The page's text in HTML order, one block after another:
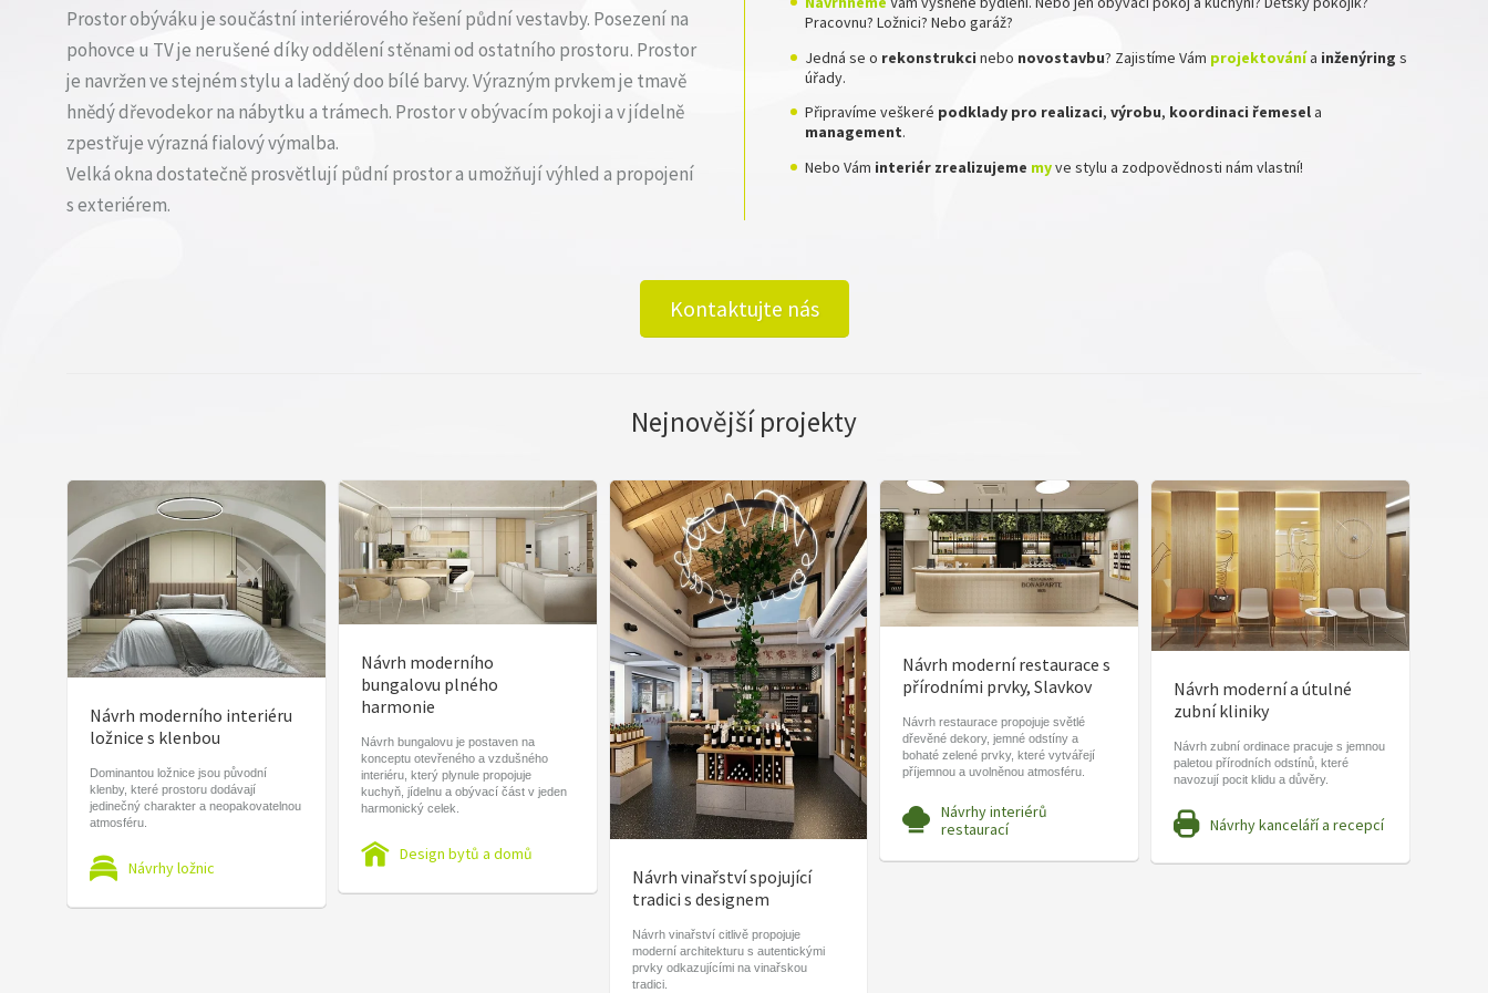
Prostor obýváku je součástní interiérového řešení půdní vestavby. Posezení na
pohovce u TV je nerušené díky oddělení stěnami od ostatního prostoru. Prostor
je navržen ve stejném stylu a laděný doo bílé barvy. Výrazným prvkem je tmavě
hnědý dřevodekor na nábytku a trámech. Prostor v obývacím pokoji a v jídelně
zpestřuje výrazná fialový výmalba.
Velká okna dostatečně prosvětlují půdní prostor a umožňují výhled a propojení
s exteriérem.
Pracovnu? Ložnici? Nebo garáž?
Jedná se o rekonstrukci nebo novostavbu? Zajistíme Vám projektovánía inženýring s
úřady.
Připravíme veškeré podklady pro realizaci, výrobu, koordinaci řemesel a
management.
Nebo Vám interiér zrealizujeme myve stylu a zodpovědnosti nám vlastní!
Kontaktujte nás
Nejnovější projekty
Návrh moderního interiéru
ložnice s klenbou
Dominantou ložnice jsou původní
klenby, které prostoru dodávají
jedinečný charakter a neopakovatelnou
atmosféru.
Návrhy ložnic
Návrh moderního
bungalovu plného
harmonie
Návrh bungalovu je postaven na
konceptu otevřeného a vzdušného
interiéru, který plynule propojuje
kuchyň, jídelnu a obývací část v jeden
harmonický celek.
Design bytů a domů
Návrh vinařství spojující
tradici s designem
Návrh vinařství citlivě propojuje
moderní architekturu s autentickými
prvky odkazujícími na vinařskou
tradici.
Návrh moderní restaurace s
přírodními prvky, Slavkov
Návrh restaurace propojuje světlé
dřevěné dekory, jemné odstíny a
bohaté zelené prvky, které vytvářejí
příjemnou a uvolněnou atmosféru.
Návrhy interiérů
restaurací
Návrh moderní a útulné
zubní kliniky
Návrh zubní ordinace pracuje s jemnou
paletou přírodních odstínů, které
navozují pocit klidu a důvěry.
Návrhy kanceláří a recepcí